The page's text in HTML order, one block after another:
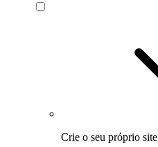
Crie o seu próprio site